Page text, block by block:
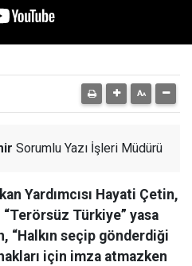
Sorumlu Yazı İşleri Müdürü
Yardımcısı Hayati Çetin,
“Terörsüz Türkiye” yasa
“Halkın seçip gönderdiği
için imza atmazken